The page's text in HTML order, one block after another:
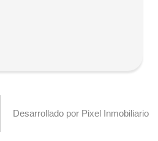
Desarrollado por Pixel Inmobiliario